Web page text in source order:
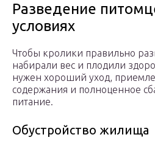
Разведение
условиях
Чтобы кролики правильно
набирали вес и плодили
нужен хороший уход,
содержания и полноценное
питание.
Обустройство жилища